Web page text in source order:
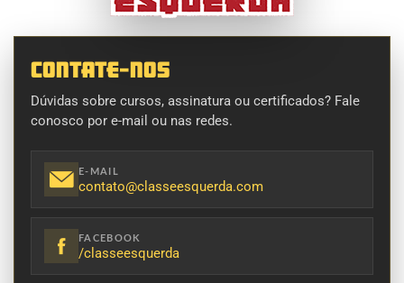
CONTATE-NOS
Dúvidas sobre cursos, assinatura ou certificados? Fale
conosco por e-mail ou nas redes.
E-MAIL
contato@classeesquerda.com
FACEBOOK
/classeesquerda